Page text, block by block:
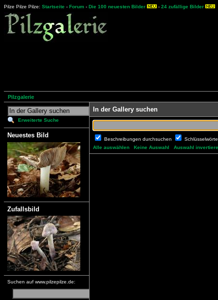
Pilze Pilze Pilze: Startseite - Forum - Die 100 neuesten Bilder - 24 zufällige Bilder
Pilzgalerie
Erweiterte Suche
Neuestes Bild
Zufallsbild
Suchen auf www.pilzepilze.de:
In der Gallery suchen
Beschreibungen durchsuchen
Alle auswählen
Keine Auswahl Auswahl